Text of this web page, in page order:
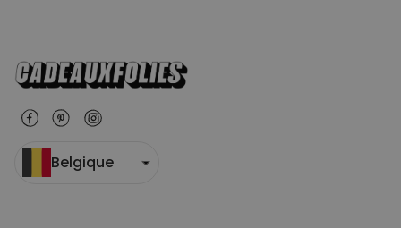
Belgique